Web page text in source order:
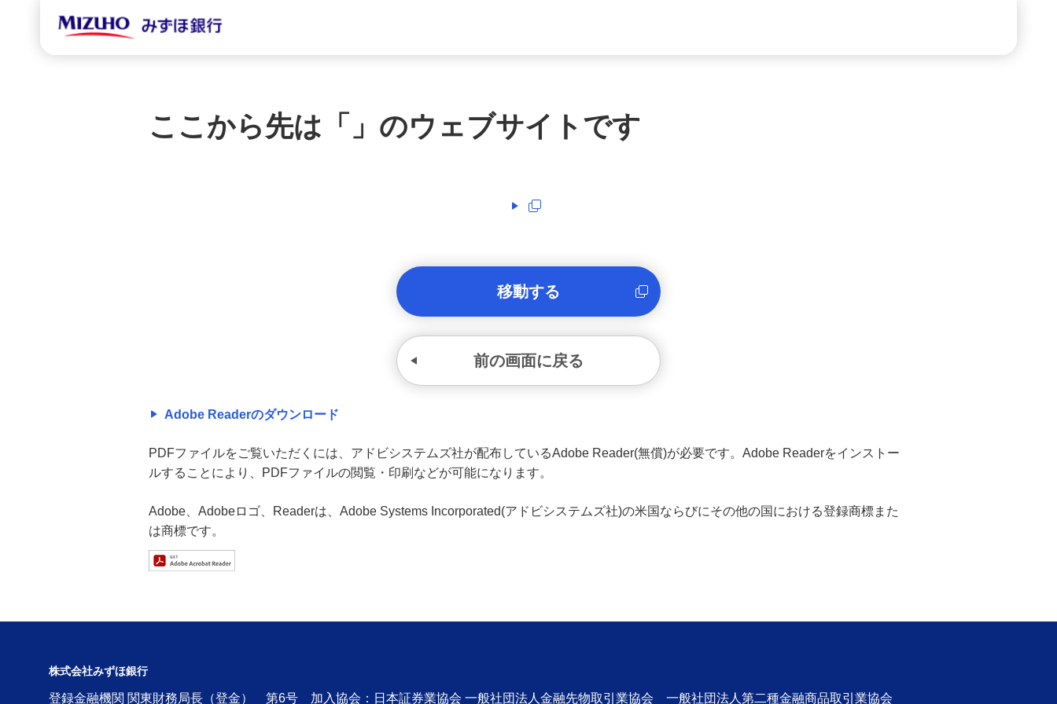
ここから先は「 」のウェブサイトです
移動する
前の画面に戻る
Adobe Readerのダウンロード
PDFファイルをご覧いただくには、アドビシステムズ社が配布しているAdobe Reader(無償)が必要です。Adobe Readerをインストー
ルすることにより、PDFファイルの閲覧・印刷などが可能になります。
Adobe、Adobeロゴ、Readerは、Adobe Systems Incorporated(アドビシステムズ社)の米国ならびにその他の国における登録商標また
は商標です。
株式会社みずほ銀行
登録金融機関 関東財務局長（登金） 第6号 加入協会：日本証券業協会 一般社団法人金融先物取引業協会 一般社団法人第二種金融商品取引業協会